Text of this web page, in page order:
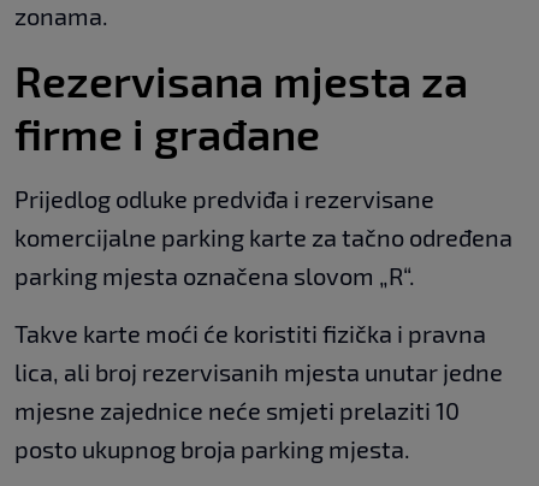
zonama.
Rezervisana mjesta za
firme i građane
Prijedlog odluke predviđa i rezervisane
komercijalne parking karte za tačno određena
parking mjesta označena slovom „R“.
Takve karte moći će koristiti fizička i pravna
lica, ali broj rezervisanih mjesta unutar jedne
mjesne zajednice neće smjeti prelaziti 10
posto ukupnog broja parking mjesta.